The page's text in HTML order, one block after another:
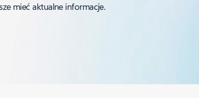
mieć aktualne informacje.